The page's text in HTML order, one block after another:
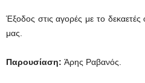
Έξοδος στις αγορές με το
μας.
Παρουσίαση: Άρης Ραβανός.